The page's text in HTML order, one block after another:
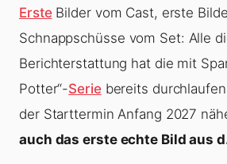
ErsteBilder vom Cast, erste
Schnappschüsse vom Set: Alle
Berichterstattung hat die mit
Potter“-Seriebereits
der Starttermin Anfang 2027
auch das erste echte Bild aus